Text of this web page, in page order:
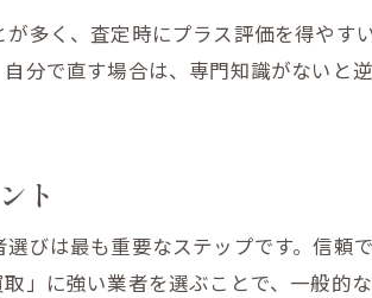
買取で査定額をアップさせる秘訣まと
ギター回収時に損をしない交渉ポイン
収サービス選びで重視すべき項目
レキギターの高査定ポイント解説
定を狙うギターとエレキギターの共通
多く、査定時にプラス評価を得やす
分で直す場合は、専門知識がないと
ト
びは最も重要なステップです。信頼
」に強い業者を選ぶことで、一般的